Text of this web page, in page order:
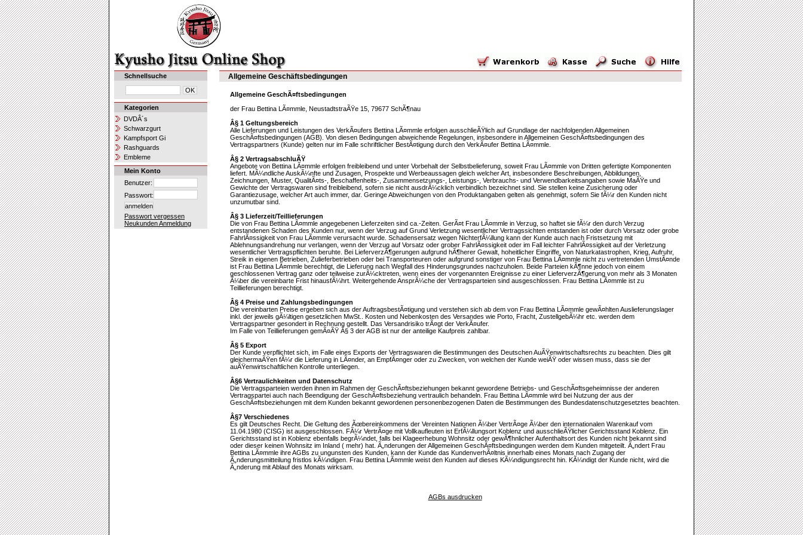
Schnellsuche
Kategorien
DVDÂ´s
Schwarzgurt
Kampfsport Gi
Rashguards
Embleme
Mein Konto
Benutzer:
Passwort:
Passwort vergessen
Neukunden Anmeldung
Allgemeine Geschäftsbedingungen
Allgemeine GeschÃ¤ftsbedingungen
der Frau Bettina LÃ¤mmle, NeustadtstraÃŸe 15, 79677 SchÃ¶nau
Â§ 1 Geltungsbereich
Alle Lieferungen und Leistungen des VerkÃ¤ufers Bettina LÃ¤mmle erfolgen ausschlieÃŸlich auf Grundlage der nachfolgenden Allgemeinen
GeschÃ¤ftsbedingungen (AGB). Von diesen Bedingungen abweichende Regelungen, insbesondere in Allgemeinen GeschÃ¤ftsbedingungen des
Vertragspartners (Kunde) gelten nur im Falle schriftlicher BestÃ¤tigung durch den VerkÃ¤ufer Bettina LÃ¤mmle.
Â§ 2 VertragsabschluÃŸ
Angebote von Bettina LÃ¤mmle erfolgen freibleibend und unter Vorbehalt der Selbstbelieferung, soweit Frau LÃ¤mmle von Dritten gefertigte Komponenten
liefert. MÃ¼ndliche AuskÃ¼nfte und Zusagen, Prospekte und Werbeaussagen gleich welcher Art, insbesondere Beschreibungen, Abbildungen,
Zeichnungen, Muster, QualitÃ¤ts-, Beschaffenheits-, Zusammensetzungs-, Leistungs-, Verbrauchs- und Verwendbarkeitsangaben sowie MaÃŸe und
Gewichte der Vertragswaren sind freibleibend, sofern sie nicht ausdrÃ¼cklich verbindlich bezeichnet sind. Sie stellen keine Zusicherung oder
Garantiezusage, welcher Art auch immer, dar. Geringe Abweichungen von den Produktangaben gelten als genehmigt, sofern Sie fÃ¼r den Kunden nicht
unzumutbar sind.
Â§ 3 Lieferzeit/Teillieferungen
Die von Frau Bettina LÃ¤mmle angegebenen Lieferzeiten sind ca.-Zeiten. GerÃ¤t Frau LÃ¤mmle in Verzug, so haftet sie fÃ¼r den durch Verzug
entstandenen Schaden des Kunden nur, wenn der Verzug auf Grund Verletzung wesentlicher Vertragssichten entstanden ist oder durch Vorsatz oder grobe
FahrlÃ¤ssigkeit von Frau LÃ¤mmle verursacht wurde. Schadensersatz wegen NichterfÃ¼llung kann der Kunde auch nach Fristsetzung mit
Ablehnungsandrehung nur verlangen, wenn der Verzug auf Vorsatz oder grober FahrlÃ¤ssigkeit oder im Fall leichter FahrlÃ¤ssigkeit auf der Verletzung
wesentlicher Vertragspflichten beruhte. Bei LieferverzÃ¶gerungen aufgrund hÃ¶herer Gewalt, hoheitlicher Eingriffe, von Naturkatastrophen, Krieg, Aufruhr,
Streik in eigenen Betrieben, Zulieferbetrieben oder bei Transporteuren oder aufgrund sonstiger von Frau Bettina LÃ¤mmle nicht zu vertretenden UmstÃ¤nde
ist Frau Bettina LÃ¤mmle berechtigt, die Lieferung nach Wegfall des Hinderungsgrundes nachzuholen. Beide Parteien kÃ¶nne jedoch von einem
geschlossenen Vertrag ganz oder teilweise zurÃ¼cktreten, wenn eines der vorgenannten Ereignisse zu einer LieferverzÃ¶gerung von mehr als 3 Monaten
Ã¼ber die vereinbarte Frist hinausfÃ¼hrt. Weitergehende AnsprÃ¼che der Vertragsparteien sind ausgeschlossen. Frau Bettina LÃ¤mmle ist zu
Teillieferungen berechtigt.
Â§ 4 Preise und Zahlungsbedingungen
Die vereinbarten Preise ergeben sich aus der AuftragsbestÃ¤tigung und verstehen sich ab dem von Frau Bettina LÃ¤mmle gewÃ¤hlten Auslieferungslager
inkl. der jeweils gÃ¼ltigen gesetzlichen MwSt.. Kosten und Nebenkosten des Versandes wie Porto, Fracht, ZustellgebÃ¼hr etc. werden dem
Vertragspartner gesondert in Rechnung gestellt. Das Versandrisiko trÃ¤gt der VerkÃ¤ufer.
Im Falle von Teillieferungen gemÃ¤ÃŸ Â§ 3 der AGB ist nur der anteilige Kaufpreis zahlbar.
Â§ 5 Export
Der Kunde verpflichtet sich, im Falle eines Exports der Vertragswaren die Bestimmungen des Deutschen AuÃŸenwirtschaftsrechts zu beachten. Dies gilt
gleichermaÃŸen fÃ¼r die Lieferung in LÃ¤nder, an EmpfÃ¤nger oder zu Zwecken, von welchen der Kunde weiÃŸ oder wissen muss, dass sie der
auÃŸenwirtschaftlichen Kontrolle unterliegen.
Â§6 Vertraulichkeiten und Datenschutz
Die Vertragsparteien werden ihnen im Rahmen der GeschÃ¤ftsbeziehungen bekannt gewordene Betriebs- und GeschÃ¤ftsgeheimnisse der anderen
Vertragspartei auch nach Beendigung der GeschÃ¤ftsbeziehung vertraulich behandeln. Frau Bettina LÃ¤mmle wird bei Nutzung der aus der
GeschÃ¤ftsbeziehungen mit dem Kunden bekannt gewordenen personenbezogenen Daten die Bestimmungen des Bundesdatenschutzgesetztes beachten.
Â§7 Verschiedenes
Es gilt Deutsches Recht. Die Geltung des Ãœbereinkommens der Vereinten Nationen Ã¼ber VertrÃ¤ge Ã¼ber den internationalen Warenkauf vom
11.04.1980 (CISG) ist ausgeschlossen. FÃ¼r VertrÃ¤ge mit Vollkaufleuten ist ErfÃ¼llungsort Koblenz und ausschlieÃŸlicher Gerichtsstand Koblenz. Ein
Gerichtsstand ist in Koblenz ebenfalls begrÃ¼ndet, falls bei Klageerhebung Wohnsitz oder gewÃ¶hnlicher Aufenthaltsort des Kunden nicht bekannt sind
oder dieser keinen Wohnsitz im Inland ( mehr) hat. Ã„nderungen der Allgemeinen GeschÃ¤ftsbedingungen werden dem Kunden mitgeteilt. Ã„ndert Frau
Bettina LÃ¤mmle ihre AGBs zu ungunsten des Kunden, kann der Kunde das KundenverhÃ¤ltnis innerhalb eines Monats nach Zugang der
Ã„nderungsmitteilung fristlos kÃ¼ndigen. Frau Bettina LÃ¤mmle weist den Kunden auf dieses KÃ¼ndigungsrecht hin. KÃ¼ndigt der Kunde nicht, wird die
Ã„nderung mit Ablauf des Monats wirksam.
AGBs ausdrucken